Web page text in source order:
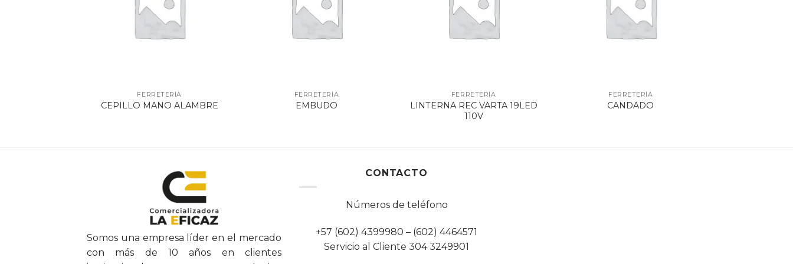
FERRETERÍA
CEPILLO MANO ALAMBRE
FERRETERÍA
EMBUDO
FERRETERÍA
LINTERNA REC VARTA 19LED
110V
FERRETERÍA
CANDADO
Somos una empresa líder en el mercado
con más de 10 años en clientes
CONTACTO
Números de teléfono
+57 (602) 4399980 – (602) 4464571
Servicio al Cliente 304 3249901